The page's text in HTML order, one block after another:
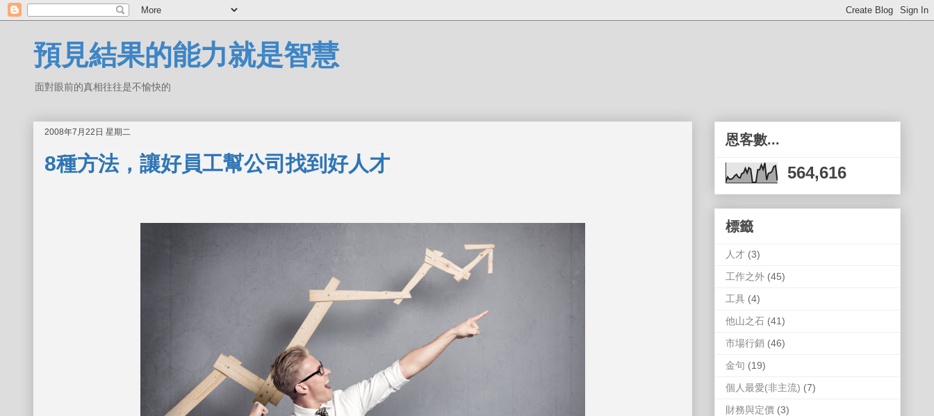
預見結果的能力就是智慧
面對眼前的真相往往是不愉快的
2008年7月22日 星期二
8種方法，讓好員工幫公司找到好人才
恩客數...
564,616
標籤
人才 (3)
工作之外 (45)
工具 (4)
他山之石 (41)
市場行銷 (46)
金句 (19)
個人最愛(非主流) (7)
財務與定價 (3)